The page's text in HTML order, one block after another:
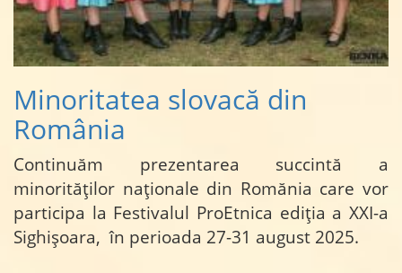
Minoritatea slovacă din
România
Continuăm prezentarea succintă a
minorităților naționale din Romănia care vor
participa la Festivalul ProEtnica ediția a XXI-a
Sighișoara, în perioada 27-31 august 2025.